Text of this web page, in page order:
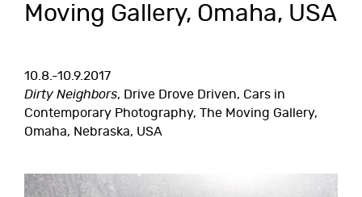
Moving Gallery, Omaha, USA
10.8.-10.9.2017
Dirty Neighbors, Drive Drove Driven, Cars in
Contemporary Photography, The Moving Gallery,
Omaha, Nebraska, USA